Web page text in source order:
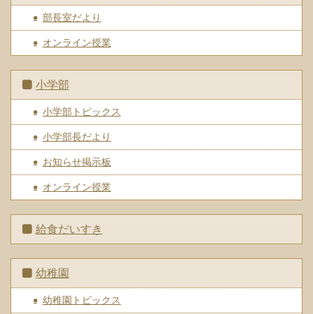
部長室だより
オンライン授業
小学部
小学部トピックス
小学部長だより
お知らせ掲示板
オンライン授業
給食だいすき
幼稚園
幼稚園トピックス